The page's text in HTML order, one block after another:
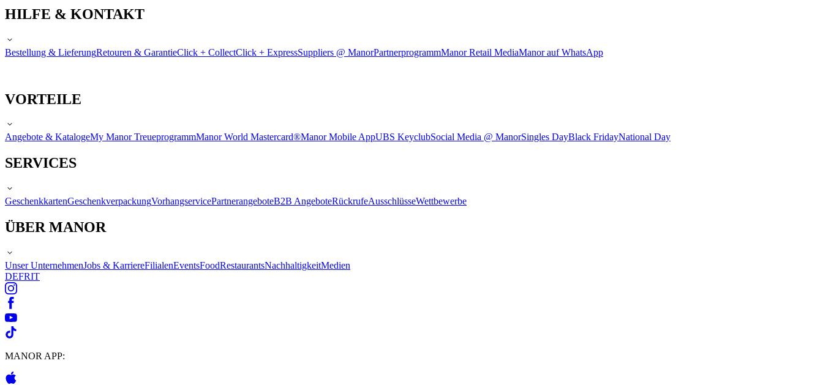
HILFE & KONTAKT
Bestellung & LieferungRetouren & GarantieClick + CollectClick + ExpressSuppliers @ ManorPartnerprogrammManor Retail MediaManor auf WhatsApp
VORTEILE
Angebote & KatalogeMy Manor TreueprogrammManor World Mastercard®Manor Mobile AppUBS KeyclubSocial Media @ ManorSingles DayBlack FridayNational Day
SERVICES
GeschenkkartenGeschenkverpackungVorhangservicePartnerangeboteB2B AngeboteRückrufeAusschlüsseWettbewerbe
ÜBER MANOR
Unser UnternehmenJobs & KarriereFilialenEventsFoodRestaurantsNachhaltigkeitMedien
DEFRIT
MANOR APP: